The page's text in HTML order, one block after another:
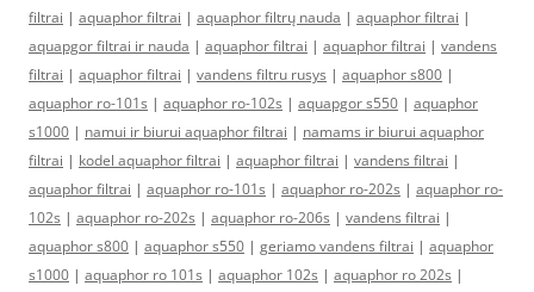
filtrai | aquaphor filtrai | aquaphor filtrų nauda | aquaphor filtrai |
aquapgor filtrai ir nauda | aquaphor filtrai | aquaphor filtrai | vandens
filtrai | aquaphor filtrai | vandens filtru rusys | aquaphor s800 |
aquaphor ro-101s | aquaphor ro-102s | aquapgor s550 | aquaphor
s1000 | namui ir biurui aquaphor filtrai | namams ir biurui aquaphor
filtrai | kodel aquaphor filtrai | aquaphor filtrai | vandens filtrai |
aquaphor filtrai | aquaphor ro-101s | aquaphor ro-202s | aquaphor ro-
102s | aquaphor ro-202s | aquaphor ro-206s | vandens filtrai |
aquaphor s800 | aquaphor s550 | geriamo vandens filtrai | aquaphor
s1000 | aquaphor ro 101s | aquaphor 102s | aquaphor ro 202s |